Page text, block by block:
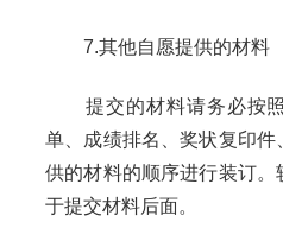
7.其他自愿提供的材料
提交的材料请务必按照
单、成绩排名、奖状复印
供的材料的顺序进行装订
于提交材料后面。